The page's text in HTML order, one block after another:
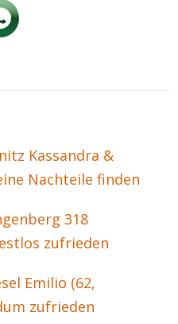
Kassandra &
Nachteile finden
318
zufrieden
Emilio (62,
zufrieden